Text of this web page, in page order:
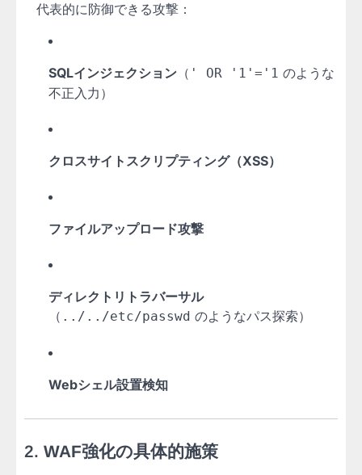
代表的に防御できる攻撃：
SQLインジェクション （ ' OR '1'='1 のような
不正入力）
クロスサイトスクリプティング（XSS）
ファイルアップロード攻撃
ディレクトリトラバーサル
（ ../../etc/passwd のようなパス探索）
Webシェル設置検知
2. WAF強化の具体的施策